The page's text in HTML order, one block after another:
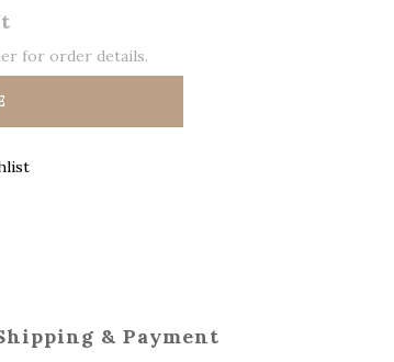
for order details.
& Payment